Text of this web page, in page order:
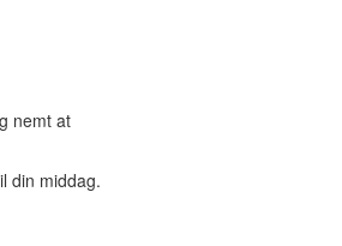
nemt at
din middag.